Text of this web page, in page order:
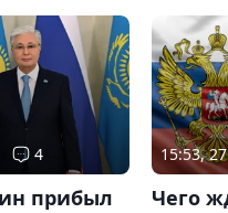
4
прибыл
15:53,
Чего